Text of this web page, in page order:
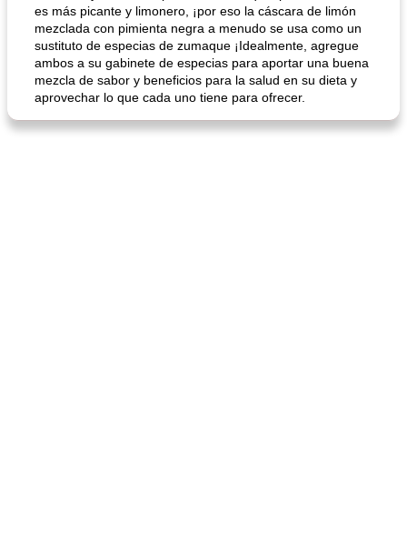
es más picante y limonero, ¡por eso la cáscara de limón
mezclada con pimienta negra a menudo se usa como un
sustituto de especias de zumaque ¡Idealmente, agregue
ambos a su gabinete de especias para aportar una buena
mezcla de sabor y beneficios para la salud en su dieta y
aprovechar lo que cada uno tiene para ofrecer.